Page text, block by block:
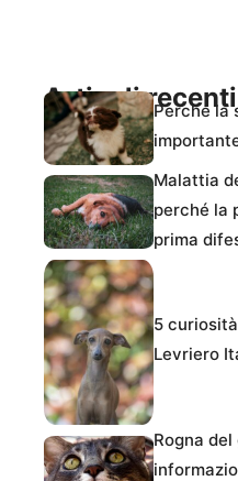
Articoli recenti
Perché la
Malattia
perché la
prima
5
Levriero
Rogna